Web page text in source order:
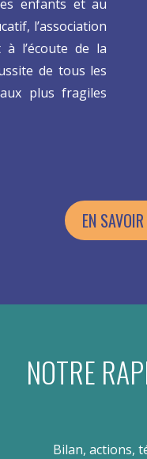
enfants et au
l’association
l’écoute de la
de tous les
plus fragiles
EN
NOTRE
Bilan, actions,